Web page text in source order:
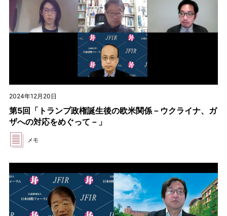
2024年12月20日
第5回「トランプ政権誕生後の欧米関係－ウクライナ、ガ
ザへの対応をめぐって－」
メモ